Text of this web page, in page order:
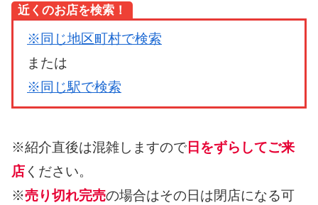
近くのお店を検索！
※同じ地区町村で検索
または
※同じ駅で検索
※紹介直後は混雑しますので 日をずらしてご来
店 ください。
※売り切れ完売の場合はその日は閉店になる可